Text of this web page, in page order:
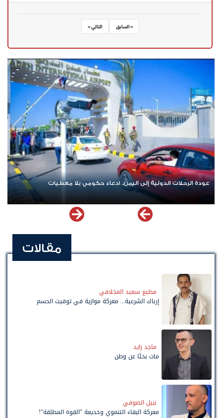
« السابق التالي »
عودة الرحلات الدولية إلى اليمن.. ادعاء حكومي بلا معطيات
مقالات
مطيع سعيد المخلافي
إرباك الشرعية... معركة موازية في توقيت الحسم
ماجد زايد
مات بحثًا عن وطن
نبيل الصوفي
معركة البقاء التنموي وخديعة "القوة المطلقة"!